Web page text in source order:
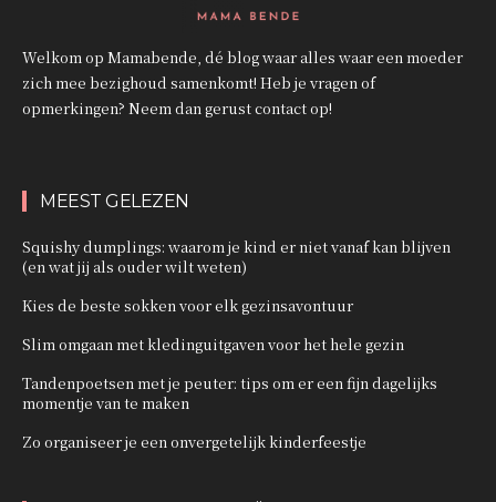
Welkom op Mamabende, dé blog waar alles waar een moeder
zich mee bezighoud samenkomt! Heb je vragen of
opmerkingen? Neem dan gerust contact op!
MEEST GELEZEN
Squishy dumplings: waarom je kind er niet vanaf kan blijven
(en wat jij als ouder wilt weten)
Kies de beste sokken voor elk gezinsavontuur
Slim omgaan met kledinguitgaven voor het hele gezin
Tandenpoetsen met je peuter: tips om er een fijn dagelijks
momentje van te maken
Zo organiseer je een onvergetelijk kinderfeestje